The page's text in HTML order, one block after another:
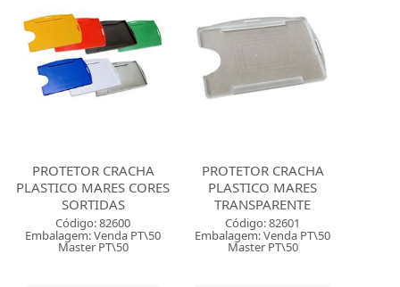
PROTETOR CRACHA
PLASTICO MARES CORES
SORTIDAS
Código: 82600
Embalagem: Venda PT\50
Master PT\50
PROTETOR CRACHA
PLASTICO MARES
TRANSPARENTE
Código: 82601
Embalagem: Venda PT\50
Master PT\50